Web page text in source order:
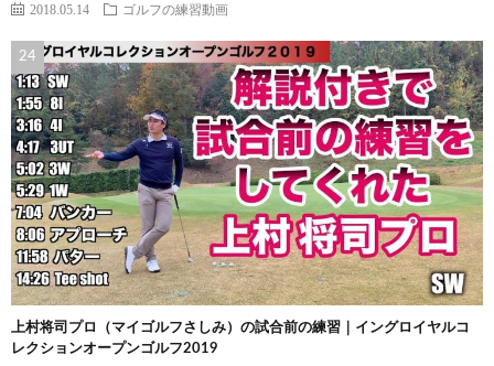
2018.05.14 ゴルフの練習動画
上村将司プロ（マイゴルフさしみ）の試合前の練習｜イングロイヤルコ
レクションオープンゴルフ2019